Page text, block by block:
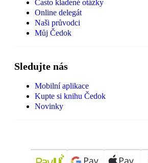
Často kladené otázky
Online delegát
Naši průvodci
Můj Čedok
Sledujte nás
Mobilní aplikace
Kupte si knihu Čedok
Novinky